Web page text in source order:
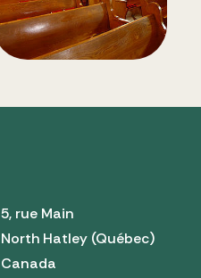
5, rue Main
North Hatley (Québec)
Canada